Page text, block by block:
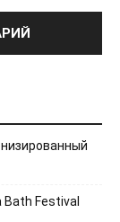
Bath Festival